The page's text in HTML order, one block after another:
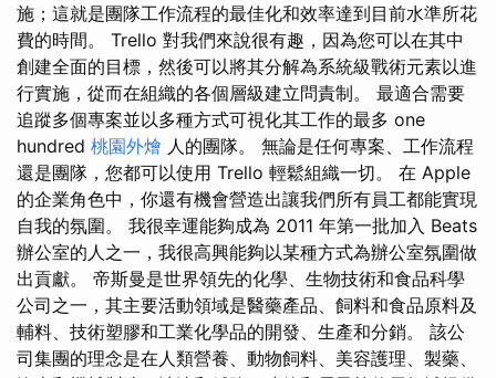
施；這就是團隊工作流程的最佳化和效率達到目前水準所花
費的時間。 Trello 對我們來說很有趣，因為您可以在其中
創建全面的目標，然後可以將其分解為系統級戰術元素以進
行實施，從而在組織的各個層級建立問責制。 最適合需要
追蹤多個專案並以多種方式可視化其工作的最多 one
hundred 桃園外燴 人的團隊。 無論是任何專案、工作流程
還是團隊，您都可以使用 Trello 輕鬆組織一切。 在 Apple
的企業角色中，你還有機會營造出讓我們所有員工都能實現
自我的氛圍。 我很幸運能夠成為 2011 年第一批加入 Beats
辦公室的人之一，我很高興能夠以某種方式為辦公室氛圍做
出貢獻。 帝斯曼是世界領先的化學、生物技術和食品科學
公司之一，其主要活動領域是醫藥產品、飼料和食品原料及
輔料、技術塑膠和工業化學品的開發、生產和分銷。 該公
司集團的理念是在人類營養、動物飼料、美容護理、製藥、